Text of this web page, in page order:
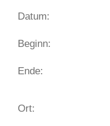
Datum:
Beginn:
Ende:
Ort: